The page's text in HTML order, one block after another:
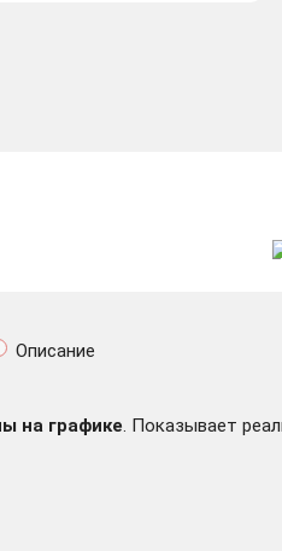
Описание
на графике. Показывает